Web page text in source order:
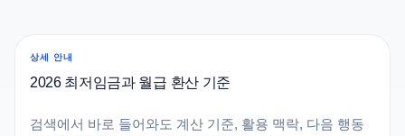
상세 안내
2026 최저임금과 월급 환산 기준
검색에서 바로 들어와도 계산 기준, 활용 맥락, 다음 행동